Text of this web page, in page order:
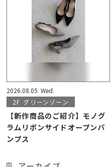
2026.08.05 Wed.
2F グリーンゾーン
【新作商品のご紹介】モノグ
ラムリボンサイドオープンパ
ンプス